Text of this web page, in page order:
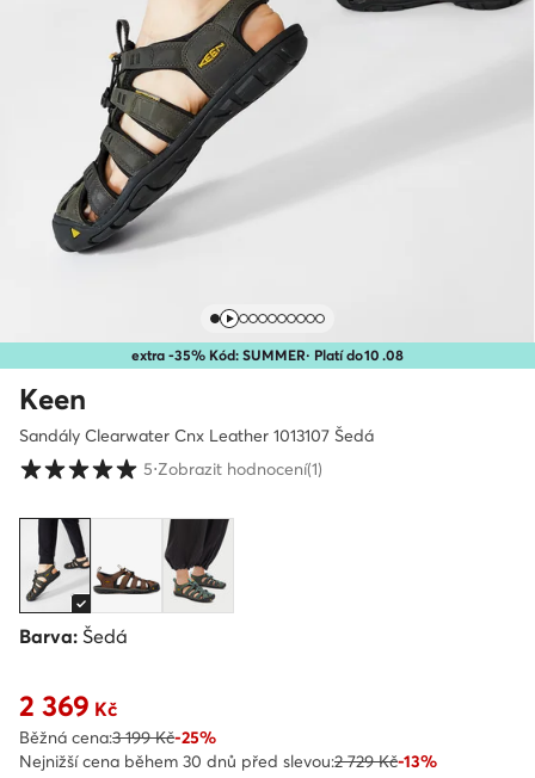
extra -35% Kód: SUMMER· Platí do10 .08
Keen
Sandály Clearwater Cnx Leather 1013107 Šedá
Hodnocení zákazníků ve škále 1 až 5
5⋅Zobrazit hodnocení(1)
Barva: Šedá
Aktuální cena 2 369 Kč
2 369 Kč
Běžná cena:3 199 Kč-25%
Nejnižší cena během 30 dnů před slevou:2 729 Kč-13%